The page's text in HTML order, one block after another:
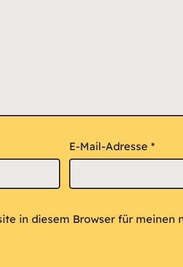
E-Mail-Adresse *
in diesem Browser für meinen